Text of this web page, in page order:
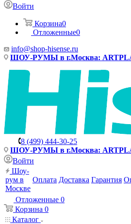
Войти
Корзина0
Отложенные0
info@shop-hisense.ru
ШОУ-РУМЫ в г.Москва:
8 (499) 444-30-25
ШОУ-РУМЫ в г.Москва:
Войти
Шоу-
рум в
Москве
Оплата Доставка Гарантия
Отложенные 0
Корзина 0
Каталог